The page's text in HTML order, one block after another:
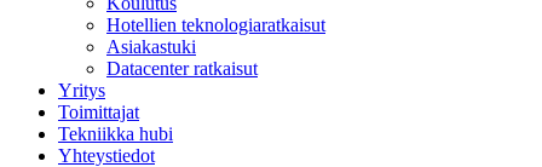
Hotellien teknologiaratkaisut
Asiakastuki
Datacenter ratkaisut
Yritys
Toimittajat
Tekniikka hubi
Yhteystiedot